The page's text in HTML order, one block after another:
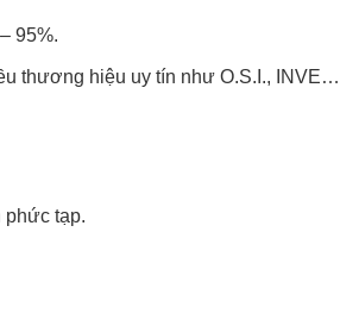
95%.
thương hiệu uy tín như O.S.I., INVE…
phức tạp.